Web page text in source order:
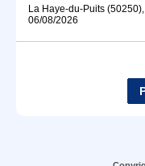
La Haye-du-Puits
06/08/2026